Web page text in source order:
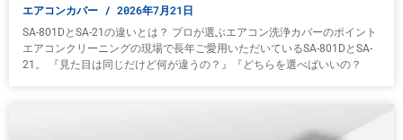
エアコンカバー 2026年7月21日
SA-801DとSA-21の違いとは？ プロが選ぶエアコン洗浄カバーのポイント
エアコンクリーニングの現場で長年ご愛用いただいているSA-801DとSA-
21。 『見た目は同じだけど何が違うの？』『どちらを選べばいいの？